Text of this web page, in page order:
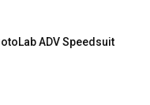
ADV Speedsuit